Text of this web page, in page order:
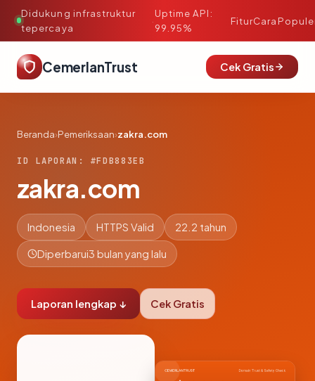
Didukung infrastruktur
tepercaya
·
Uptime API:
99.95%
FiturCara
CemerlanTrust Cek Gratis
Beranda›Pemeriksaan›zakra.com
ID LAPORAN: #FDB883EB
zakra.com
Indonesia HTTPS Valid 22.2 tahun
Diperbarui3 bulan yang lalu
Laporan lengkap ↓ Cek Gratis